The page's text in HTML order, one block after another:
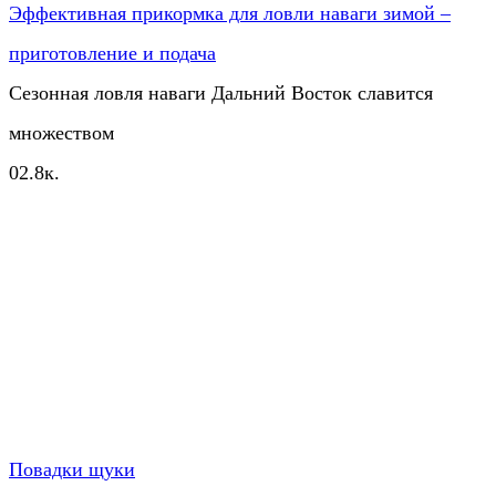
Эффективная прикормка для ловли наваги зимой –
приготовление и подача
Сезонная ловля наваги Дальний Восток славится
множеством
02.8к.
Повадки щуки